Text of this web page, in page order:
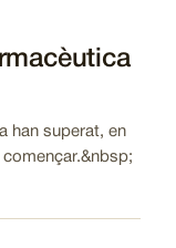
han superat, en